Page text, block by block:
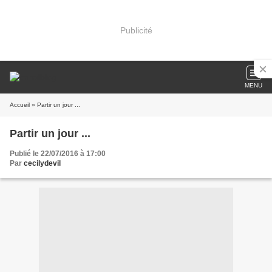
Publicité
MENU
Accueil » Partir un jour ...
Partir un jour ...
Publié le 22/07/2016 à 17:00
Par cecilydevil